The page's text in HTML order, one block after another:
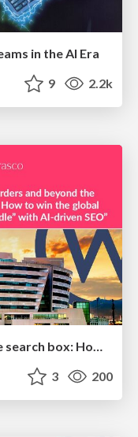
in the AI Era
9 2.2k
Beyond borders and beyond the search box: How to win the global "messy middle" with AI-driven SEO
3 200